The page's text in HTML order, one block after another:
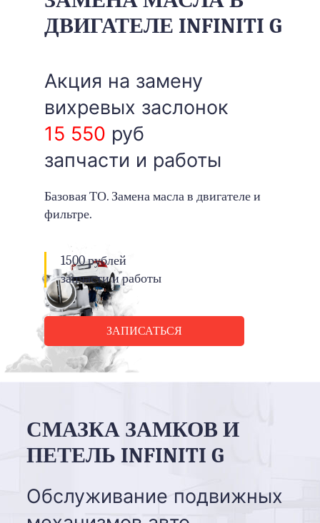
запчасти и работы
ЗАМЕНА МАСЛА В
ДВИГАТЕЛЕ INFINITI G
Акция на замену
вихревых заслонок
15 550руб
запчасти и работы
Базовая ТО. Замена масла в двигателе и
фильтре.
запчасти и работы